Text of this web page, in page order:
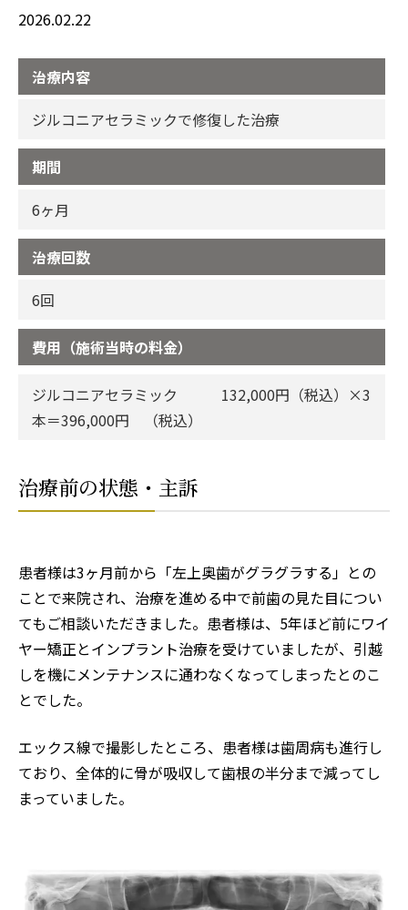
2026.02.22
治療内容
ジルコニアセラミックで修復した治療
期間
6ヶ月
治療回数
6回
費用（施術当時の料金）
ジルコニアセラミック 132,000円（税込）×3
本＝396,000円 （税込）
治療前の状態・主訴
患者様は3ヶ月前から「左上奥歯がグラグラする」との
ことで来院され、治療を進める中で前歯の見た目につい
てもご相談いただきました。患者様は、5年ほど前にワイ
ヤー矯正とインプラント治療を受けていましたが、引越
しを機にメンテナンスに通わなくなってしまったとのこ
とでした。
エックス線で撮影したところ、患者様は歯周病も進行し
ており、全体的に骨が吸収して歯根の半分まで減ってし
まっていました。